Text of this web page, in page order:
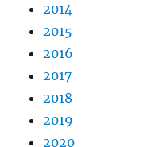
2014
2015
2016
2017
2018
2019
2020